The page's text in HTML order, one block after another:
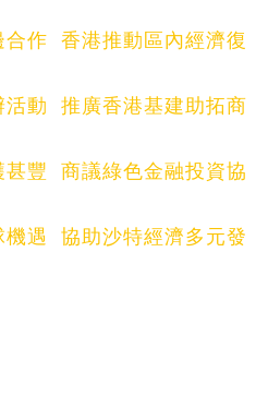
合作 香港推動區內經濟復
活動 推廣香港基建助拓商
甚豐 商議綠色金融投資協
機遇 協助沙特經濟多元發